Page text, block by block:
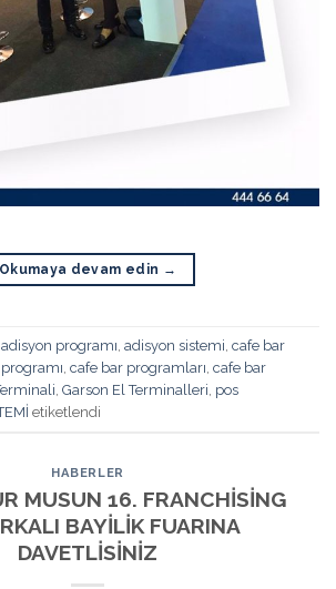
Okumaya devam edin →
adisyon programı adisyon sistemi cafe bar
cafe bar programları cafe bar
Garson El Terminalleri pos
etiketlendi
HABERLER
MUSUN 16. FRANCHİSİNG
BAYİLİK FUARINA
DAVETLİSİNİZ